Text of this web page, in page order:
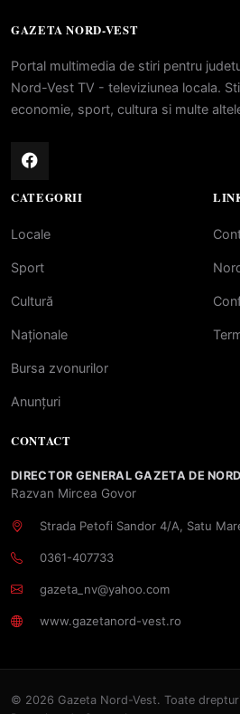
GAZETA NORD-VEST
Portal multimedia de stiri pentru
Nord-Vest TV - televiziunea locala.
economie, sport, cultura si multe
CATEGORII
Locale
Sport
Cultură
Naționale
Bursa zvonurilor
Anunțuri
CONTACT
DIRECTOR GENERAL GAZETA DE
Razvan Mircea Govor
Strada Petofi Sandor 4/A, Satu
0361-407733
gazeta_nv@yahoo.com
www.gazetanord-vest.ro
© 2026 Gazeta Nord-Vest. Toate